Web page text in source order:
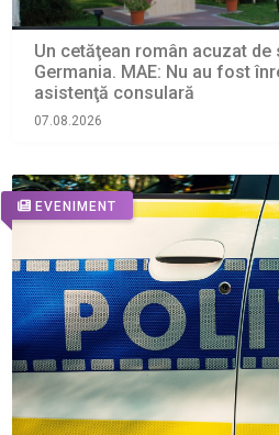
Un cetăţean român acuzat de
Germania. MAE: Nu au fost
asistenţă consulară
07.08.2026
EVENIMENT